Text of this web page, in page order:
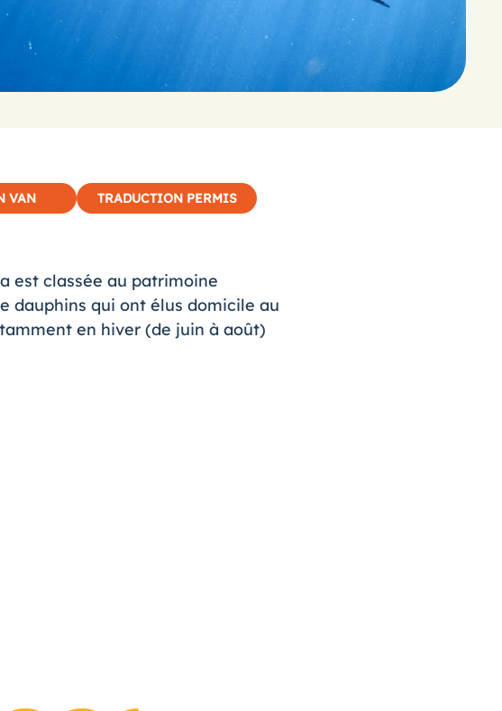
VAN TRADUCTION PERMIS
est classée au patrimoine
dauphins qui ont élus domicile au
en hiver (de juin à août)